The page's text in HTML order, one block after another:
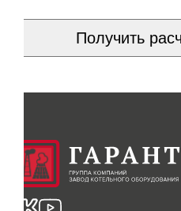
Получить